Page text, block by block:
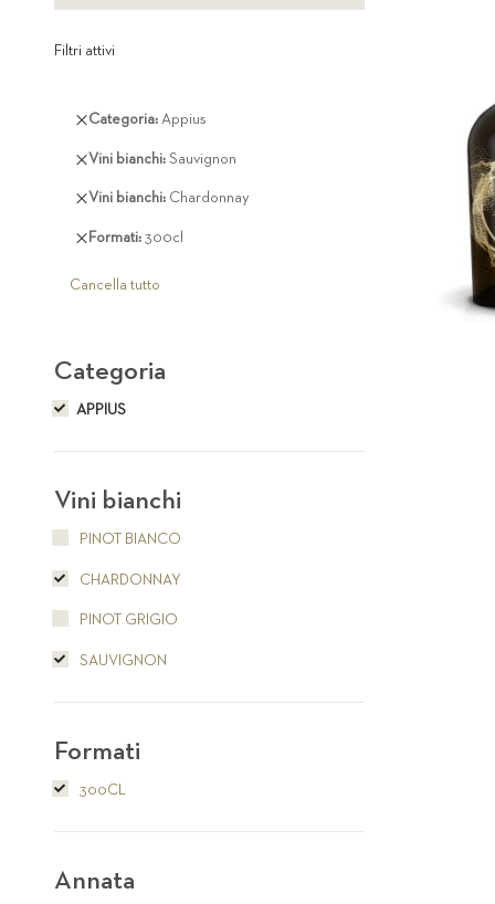
Filtri attivi
Categoria Appius
Rimuovi
articolo
Vini bianchi Sauvignon
Rimuovi
articolo
Vini bianchi Chardonnay
Rimuovi
articolo
Formati 300cl
Rimuovi
articolo
Cancella tutto
Categoria
APPIUS
Vini bianchi
PINOT BIANCO
CHARDONNAY
PINOT GRIGIO
SAUVIGNON
Formati
300CL
Annata